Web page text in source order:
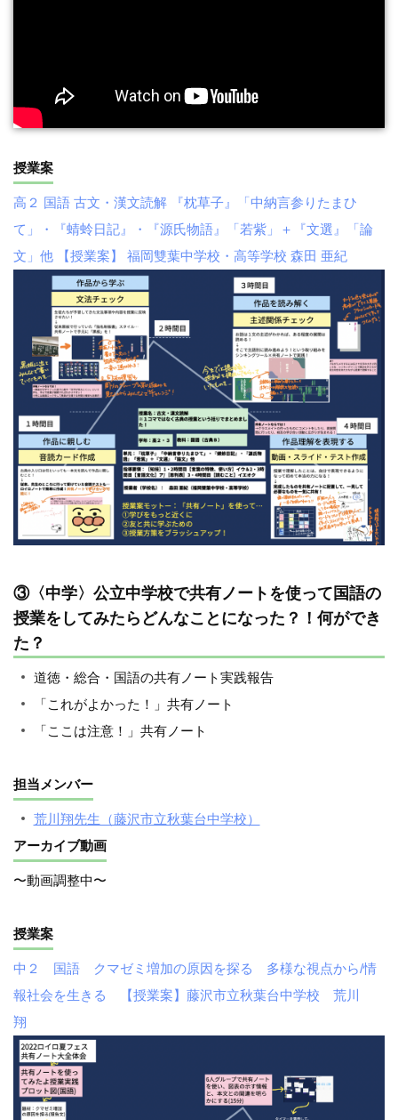
授業案
高２ 国語 古文・漢文読解 『枕草子』「中納言参りたまひ
て」・『蜻蛉日記』・『源氏物語』「若紫」＋『文選』「論
文」他 【授業案】 福岡雙葉中学校・高等学校 森田 亜紀
③〈中学〉公立中学校で共有ノートを使って国語の
授業をしてみたらどんなことになった？！何ができ
た？
道徳・総合・国語の共有ノート実践報告
「これがよかった！」共有ノート
「ここは注意！」共有ノート
担当メンバー
荒川翔先生（藤沢市立秋葉台中学校）
アーカイブ動画
〜動画調整中〜
授業案
中２ 国語 クマゼミ増加の原因を探る 多様な視点から/情
報社会を生きる 【授業案】藤沢市立秋葉台中学校 荒川
翔